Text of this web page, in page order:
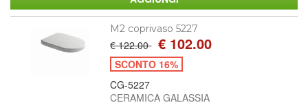
M2 coprivaso 5227
€ 122.00 € 102.00
SCONTO 16%
CG-5227
CERAMICA GALASSIA